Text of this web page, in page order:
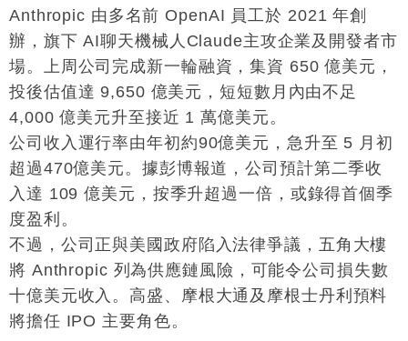
Anthropic 由多名前 OpenAI 員工於 2021 年創
辦，旗下 AI聊天機械人Claude主攻企業及開發者市
場。上周公司完成新一輪融資，集資 650 億美元，
投後估值達 9,650 億美元，短短數月內由不足
4,000 億美元升至接近 1 萬億美元。
公司收入運行率由年初約90億美元，急升至 5 月初
超過470億美元。據彭博報道，公司預計第二季收
入達 109 億美元，按季升超過一倍，或錄得首個季
度盈利。
不過，公司正與美國政府陷入法律爭議，五角大樓
將 Anthropic 列為供應鏈風險，可能令公司損失數
十億美元收入。高盛、摩根大通及摩根士丹利預料
將擔任 IPO 主要角色。